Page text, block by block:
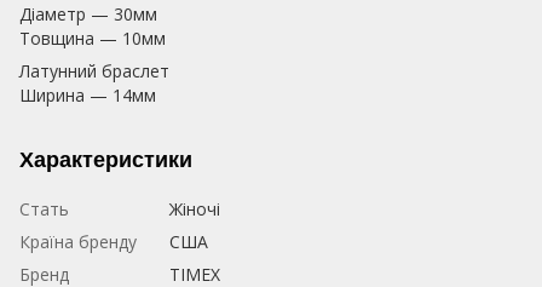
Діаметр — 30мм
Товщина — 10мм
Латунний браслет
Ширина — 14мм
Характеристики
Стать
Жіночі
Країна бренду
США
Бренд
TIMEX